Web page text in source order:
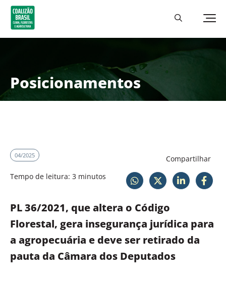
Posicionamentos
04/2025
Tempo de leitura: 3 minutos
Compartilhar
PL 36/2021, que altera o Código
Florestal, gera insegurança jurídica para
a agropecuária e deve ser retirado da
pauta da Câmara dos Deputados